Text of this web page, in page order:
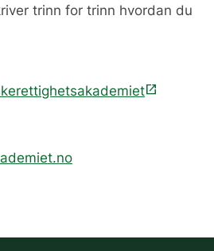
trinn for trinn hvordan du
open_in_new